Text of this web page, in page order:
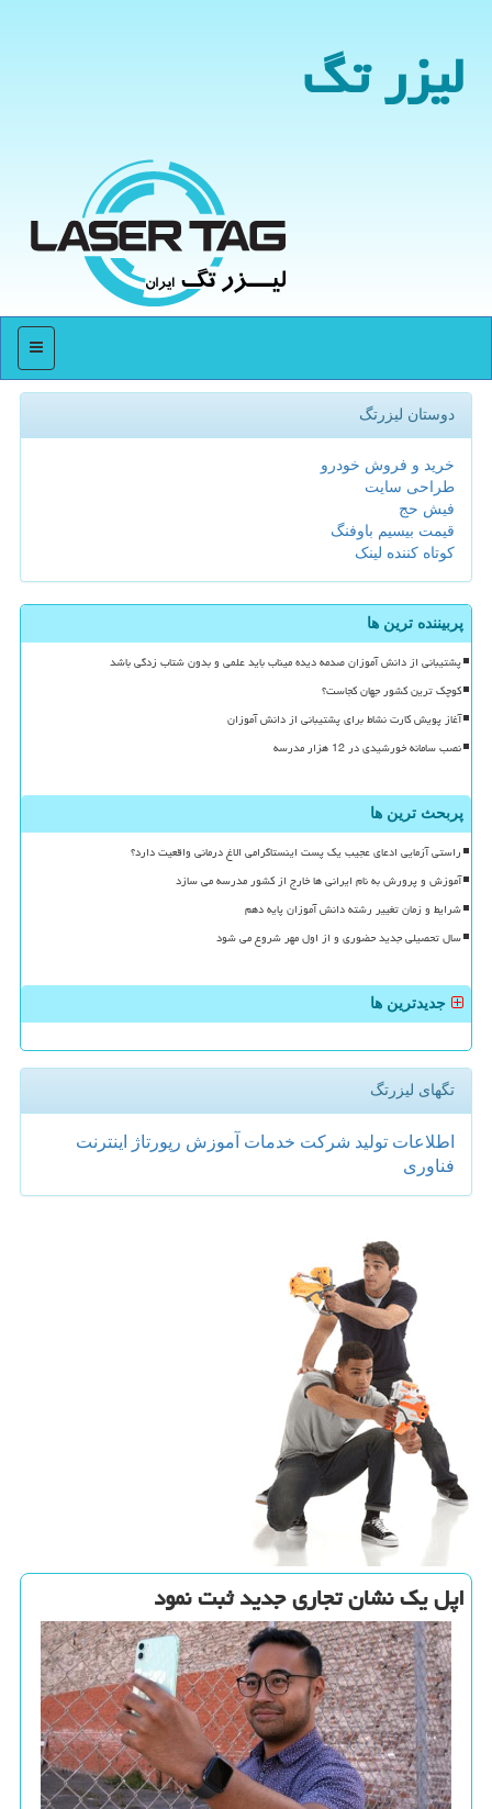
لیزر تگ
منو
دوستان لیزرتگ
خرید و فروش خودرو
طراحی سایت
فیش حج
قیمت بیسیم باوفنگ
کوتاه کننده لینک
پربیننده ترین ها
پشتیبانی از دانش آموزان صدمه دیده میناب باید علمی و بدون شتاب زدگی باشد
کوچک ترین کشور جهان کجاست؟
آغاز پویش کارت نشاط برای پشتیبانی از دانش آموزان
نصب سامانه خورشیدی در 12 هزار مدرسه
پربحث ترین ها
راستی آزمایی ادعای عجیب یک پست اینستاگرامی الاغ درمانی واقعیت دارد؟
آموزش و پرورش به نام ایرانی ها خارج از کشور مدرسه می سازد
شرایط و زمان تغییر رشته دانش آموزان پایه دهم
سال تحصیلی جدید حضوری و از اول مهر شروع می شود
جدیدترین ها
تگهای لیزرتگ
اطلاعات تولید شركت خدمات آموزش رپورتاژ
اینترنت
فناوری
اپل یك نشان تجاری جدید ثبت نمود